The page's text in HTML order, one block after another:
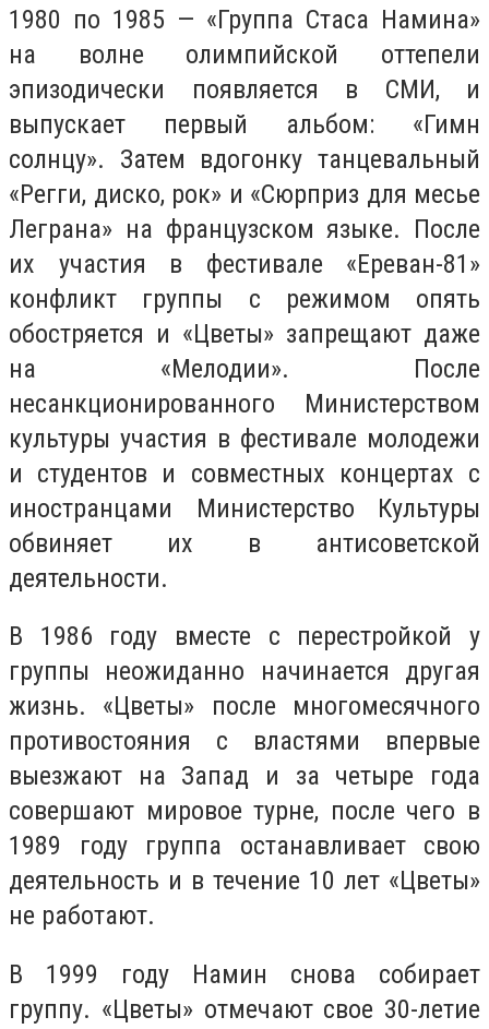
1980 по 1985 — «Группа Стаса Намина»
на волне олимпийской оттепели
эпизодически появляется в СМИ, и
выпускает первый альбом: «Гимн
солнцу». Затем вдогонку танцевальный
«Регги, диско, рок» и «Сюрприз для месье
Леграна» на французском языке. После
их участия в фестивале «Ереван-81»
конфликт группы с режимом опять
обостряется и «Цветы» запрещают даже
на «Мелодии». После
несанкционированного Министерством
культуры участия в фестивале молодежи
и студентов и совместных концертах с
иностранцами Министерство Культуры
обвиняет их в антисоветской
деятельности.
В 1986 году вместе с перестройкой у
группы неожиданно начинается другая
жизнь. «Цветы» после многомесячного
противостояния с властями впервые
выезжают на Запад и за четыре года
совершают мировое турне, после чего в
1989 году группа останавливает свою
деятельность и в течение 10 лет «Цветы»
не работают.
В 1999 году Намин снова собирает
группу. «Цветы» отмечают свое 30-летие